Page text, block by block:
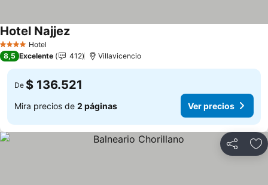
4 EstrellasHotel
Hotel NajjezVer precios
8,5 Excelente 412 Villavicencio
De $ 136.521
Mira precios de 2 páginas Ver precios
Compartir